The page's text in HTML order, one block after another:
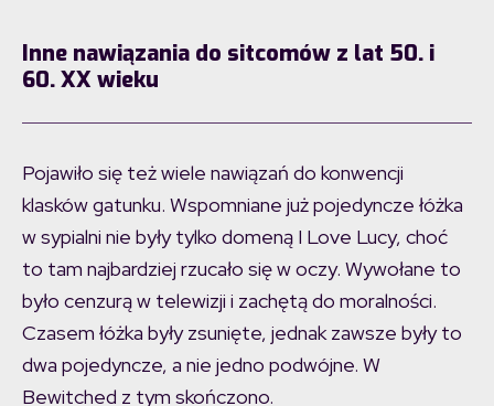
Inne nawiązania do sitcomów z lat 50. i
60. XX wieku
Pojawiło się też wiele nawiązań do konwencji
klasków gatunku. Wspomniane już pojedyncze łóżka
w sypialni nie były tylko domeną I Love Lucy, choć
to tam najbardziej rzucało się w oczy. Wywołane to
było cenzurą w telewizji i zachętą do moralności.
Czasem łóżka były zsunięte, jednak zawsze były to
dwa pojedyncze, a nie jedno podwójne. W
Bewitched z tym skończono.